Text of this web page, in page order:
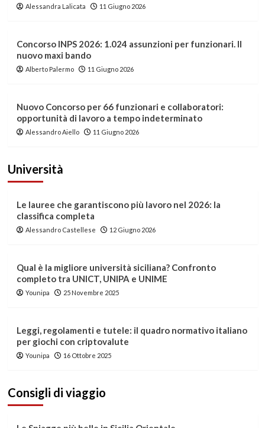
Alessandra Lalicata 11 Giugno 2026
Concorso INPS 2026: 1.024 assunzioni per funzionari. Il
nuovo maxi bando
Alberto Palermo 11 Giugno 2026
Nuovo Concorso per 66 funzionari e collaboratori:
opportunità di lavoro a tempo indeterminato
Alessandro Aiello 11 Giugno 2026
Università
Le lauree che garantiscono più lavoro nel 2026: la
classifica completa
Alessandro Castellese 12 Giugno 2026
Qual è la migliore università siciliana? Confronto
completo tra UNICT, UNIPA e UNIME
Younipa 25 Novembre 2025
Leggi, regolamenti e tutele: il quadro normativo italiano
per giochi con criptovalute
Younipa 16 Ottobre 2025
Consigli di viaggio